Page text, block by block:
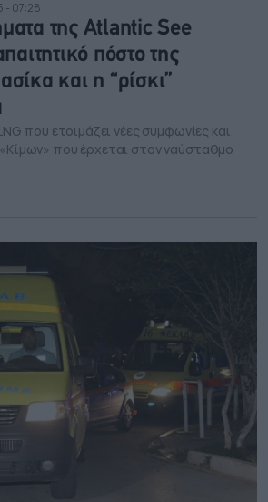
- 07:28
της Atlantic See
πόστο της
και η “ρίσκι”
που ετοιμάζει νέες συμφωνίες και
που έρχεται στον ναύσταθμο